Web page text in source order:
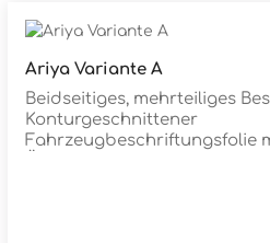
Details
Ariya Variante A
Beidseitiges, mehrteiliges
Konturgeschnittener
Fahrzeugbeschriftungsfolie